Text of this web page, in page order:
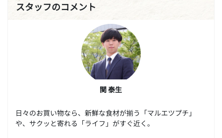
スタッフのコメント
関 泰生
日々のお買い物なら、新鮮な食材が揃う「マルエツプチ」
や、サクッと寄れる「ライフ」がすぐ近く。